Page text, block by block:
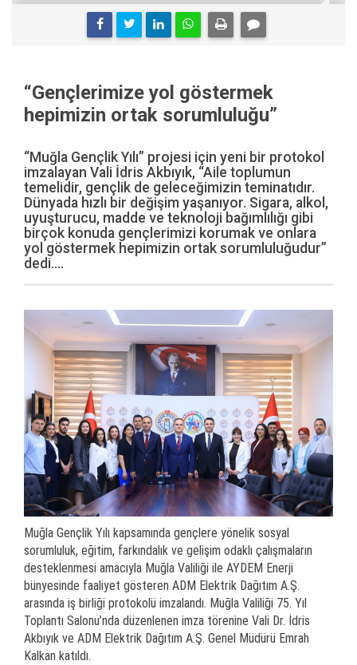
“Gençlerimize yol göstermek
hepimizin ortak sorumluluğu”
“Muğla Gençlik Yılı” projesi için yeni bir protokol
imzalayan Vali İdris Akbıyık, “Aile toplumun
temelidir, gençlik de geleceğimizin teminatıdır.
Dünyada hızlı bir değişim yaşanıyor. Sigara, alkol,
uyuşturucu, madde ve teknoloji bağımlılığı gibi
birçok konuda gençlerimizi korumak ve onlara
yol göstermek hepimizin ortak sorumluluğudur”
dedi....
Muğla Gençlik Yılı kapsamında gençlere yönelik sosyal
sorumluluk, eğitim, farkındalık ve gelişim odaklı çalışmaların
desteklenmesi amacıyla Muğla Valiliği ile AYDEM Enerji
bünyesinde faaliyet gösteren ADM Elektrik Dağıtım A.Ş.
arasında iş birliği protokolü imzalandı. Muğla Valiliği 75. Yıl
Toplantı Salonu’nda düzenlenen imza törenine Vali Dr. İdris
Akbıyık ve ADM Elektrik Dağıtım A.Ş. Genel Müdürü Emrah
Kalkan katıldı.